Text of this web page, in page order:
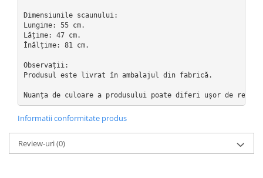
Dimensiunile scaunului:
Lungime: 55 cm.
Lățime: 47 cm.
Înălțime: 81 cm.
Observații:
Produsul este livrat în ambalajul din fabrică.
Nuanța de culoare a produsului poate diferi ușor de
Informatii conformitate produs
Review-uri(0)